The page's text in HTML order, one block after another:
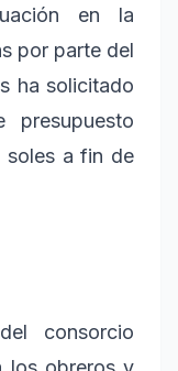
en la
por parte del
ha solicitado
soles a fin de
consorcio